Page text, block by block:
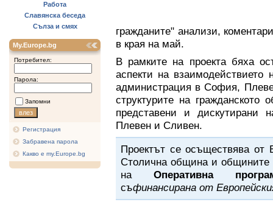
Работа
Славянска беседа
Сълза и смях
My.Europe.bg
Потребител:
Парола:
Запомни
Регистрация
Забравена парола
Какво е my.Europe.bg
гражданите" анализи,
в края на май.
В рамките на проекта бяха
аспекти на взаимодействието
администрация в София,
структурите на гражданското
представени и
Плевен и Сливен.
Проектът се осъществява от
Столична община и общините
на Оперативна
съфинансирана от